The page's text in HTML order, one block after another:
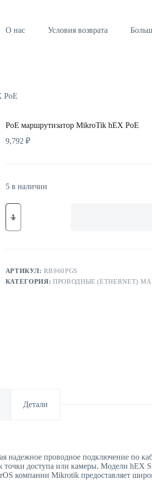
О нас Условия возврата
PoE
PoE маршрутизатор MikroTik hEX PoE
9,792 ₽
5 в наличии
Количество
товара
маршрутизатор
hEX
АРТИКУЛ: RB960PGS
КАТЕГОРИЯ: ПРОВОДНЫЕ (ETHERNET)
Детали
проводное подключение по
доступа или камеры. Модели hEX
компании Mikrotik предоставляет